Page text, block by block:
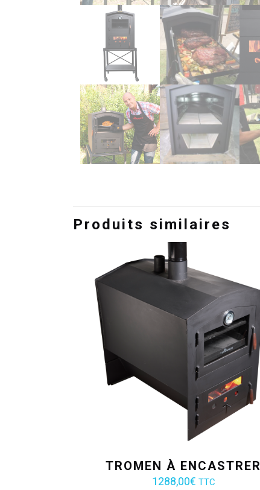
Produits similaires
TROMEN À ENCASTRER
1288,00€ TTC